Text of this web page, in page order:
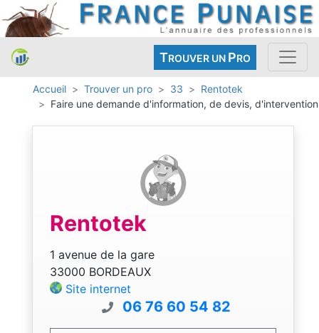
TROUVER UN PRO
Accueil Trouver un pro 33
Rentotek
Faire une demande d'information, de devis, d'intervention
Rentotek
1 avenue de la gare
33000 BORDEAUX
Site internet
06 76 60 54 82